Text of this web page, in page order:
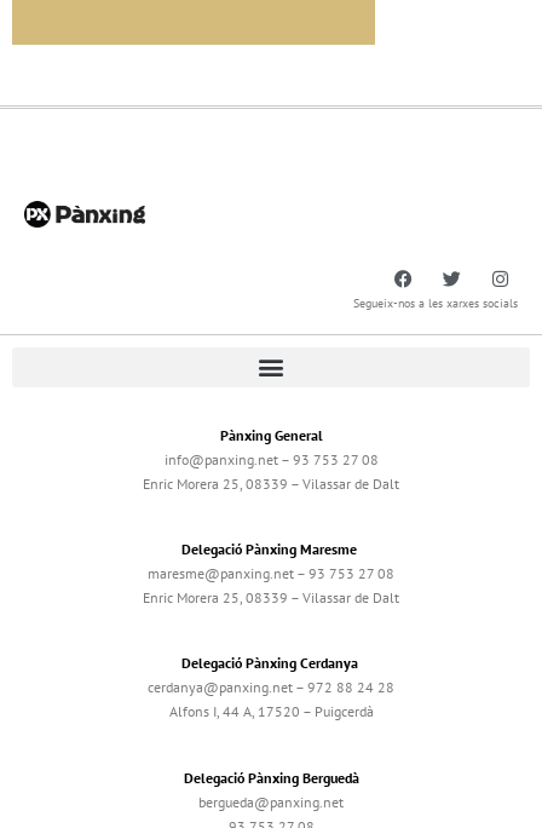
Segueix-nos a les xarxes socials
Pànxing General
info@panxing.net – 93 753 27 08
Enric Morera 25, 08339 – Vilassar de Dalt
Delegació Pànxing Maresme
maresme@panxing.net – 93 753 27 08
Enric Morera 25, 08339 – Vilassar de Dalt
Delegació Pànxing Cerdanya
cerdanya@panxing.net – 972 88 24 28
Alfons I, 44 A, 17520 – Puigcerdà
Delegació Pànxing Berguedà
bergueda@panxing.net